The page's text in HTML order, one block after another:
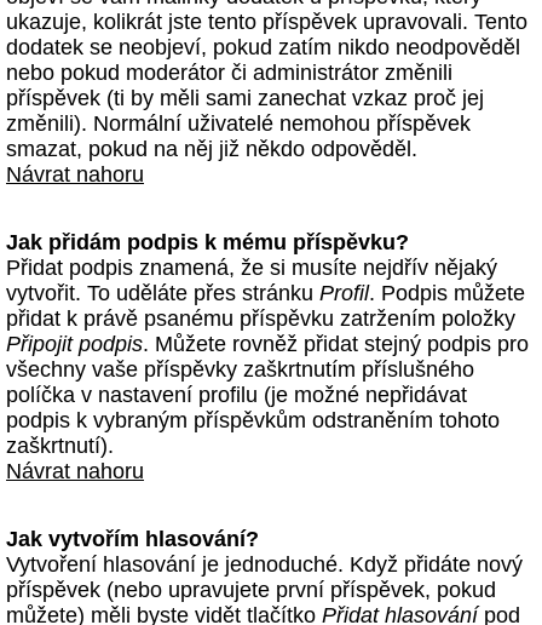
ukazuje, kolikrát jste tento příspěvek upravovali. Tento
dodatek se neobjeví, pokud zatím nikdo neodpověděl
nebo pokud moderátor či administrátor změnili
příspěvek (ti by měli sami zanechat vzkaz proč jej
změnili). Normální uživatelé nemohou příspěvek
smazat, pokud na něj již někdo odpověděl.
Návrat nahoru
Jak přidám podpis k mému příspěvku?
Přidat podpis znamená, že si musíte nejdřív nějaký
vytvořit. To uděláte přes stránku Profil. Podpis můžete
přidat k právě psanému příspěvku zatržením položky
Připojit podpis. Můžete rovněž přidat stejný podpis pro
všechny vaše příspěvky zaškrtnutím příslušného
políčka v nastavení profilu (je možné nepřidávat
podpis k vybraným příspěvkům odstraněním tohoto
zaškrtnutí).
Návrat nahoru
Jak vytvořím hlasování?
Vytvoření hlasování je jednoduché. Když přidáte nový
příspěvek (nebo upravujete první příspěvek, pokud
můžete) měli byste vidět tlačítko Přidat hlasovánípod